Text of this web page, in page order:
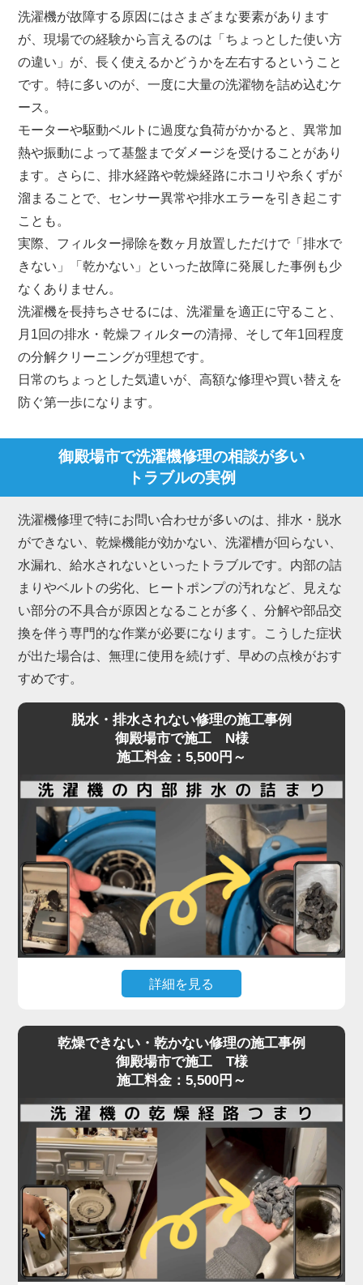
洗濯機が故障する原因にはさまざまな要素があります
が、現場での経験から言えるのは「ちょっとした使い方
の違い」が、長く使えるかどうかを左右するということ
です。特に多いのが、一度に大量の洗濯物を詰め込むケ
ース。
モーターや駆動ベルトに過度な負荷がかかると、異常加
熱や振動によって基盤までダメージを受けることがあり
ます。さらに、排水経路や乾燥経路にホコリや糸くずが
溜まることで、センサー異常や排水エラーを引き起こす
ことも。
実際、フィルター掃除を数ヶ月放置しただけで「排水で
きない」「乾かない」といった故障に発展した事例も少
なくありません。
洗濯機を長持ちさせるには、洗濯量を適正に守ること、
月1回の排水・乾燥フィルターの清掃、そして年1回程度
の分解クリーニングが理想です。
日常のちょっとした気遣いが、高額な修理や買い替えを
防ぐ第一歩になります。
御殿場市で洗濯機修理の相談が多い
トラブルの実例
洗濯機修理で特にお問い合わせが多いのは、排水・脱水
ができない、乾燥機能が効かない、洗濯槽が回らない、
水漏れ、給水されないといったトラブルです。内部の詰
まりやベルトの劣化、ヒートポンプの汚れなど、見えな
い部分の不具合が原因となることが多く、分解や部品交
換を伴う専門的な作業が必要になります。こうした症状
が出た場合は、無理に使用を続けず、早めの点検がおす
すめです。
脱水・排水されない修理の施工事例
御殿場市で施工 N様
施工料金：5,500円～
詳細を見る
くなった場合、内部に詰まった汚れや異物が原因で
あることが少なくありません。
排水口や排水フィルターの清掃で改善しない場合、
洗濯機内部のホースやポンプ部分に詰まりが起きて
いる可能性が高く、分解作業が必要となる専門的な
修理が求められます。実際の現場では、ホコリ・洗
剤カス・髪の毛などが固まり、水の流れを完全に塞
いでいることも。
排水エラーや脱水中の停止などの症状が出た場合、
無理に使用を続けるとモーターや基板の故障につな
がり、修理費用が高額になるリスクもあります。
乾燥できない・乾かない修理の施工事例
御殿場市で施工 T様
施工料金：5,500円～